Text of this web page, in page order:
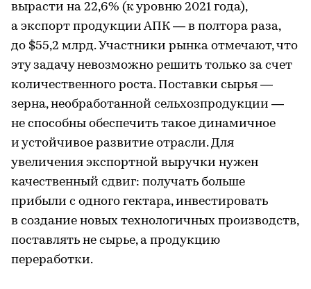
вырасти на 22,6% (к уровню 2021 года),
а экспорт продукции АПК — в полтора раза,
до $55,2 млрд. Участники рынка отмечают, что
эту задачу невозможно решить только за счет
количественного роста. Поставки сырья —
зерна, необработанной сельхозпродукции —
не способны обеспечить такое динамичное
и устойчивое развитие отрасли. Для
увеличения экспортной выручки нужен
качественный сдвиг: получать больше
прибыли с одного гектара, инвестировать
в создание новых технологичных производств,
поставлять не сырье, а продукцию
переработки.